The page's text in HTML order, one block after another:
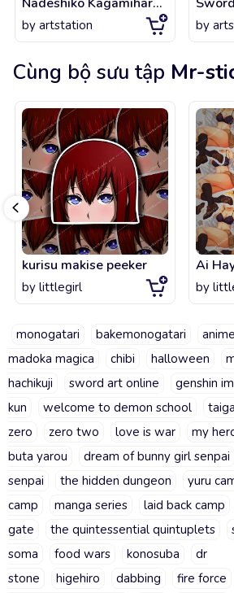
by artstation by
Cùng bộ sưu tập Mr-
kurisu makise peeker
by littlegirl
Ai
by
monogatari bakemonogatari anime
madoka magica
chibi halloween
hachikuji
sword art online genshin
kun
welcome to demon school
zero
zero two love is war my
buta yarou
dream of bunny girl senpai
senpai
the hidden dungeon yuru
camp
manga series laid back camp
gate
the quintessential quintuplets
soma
food wars konosuba
dr
stone
higehiro dabbing fire force